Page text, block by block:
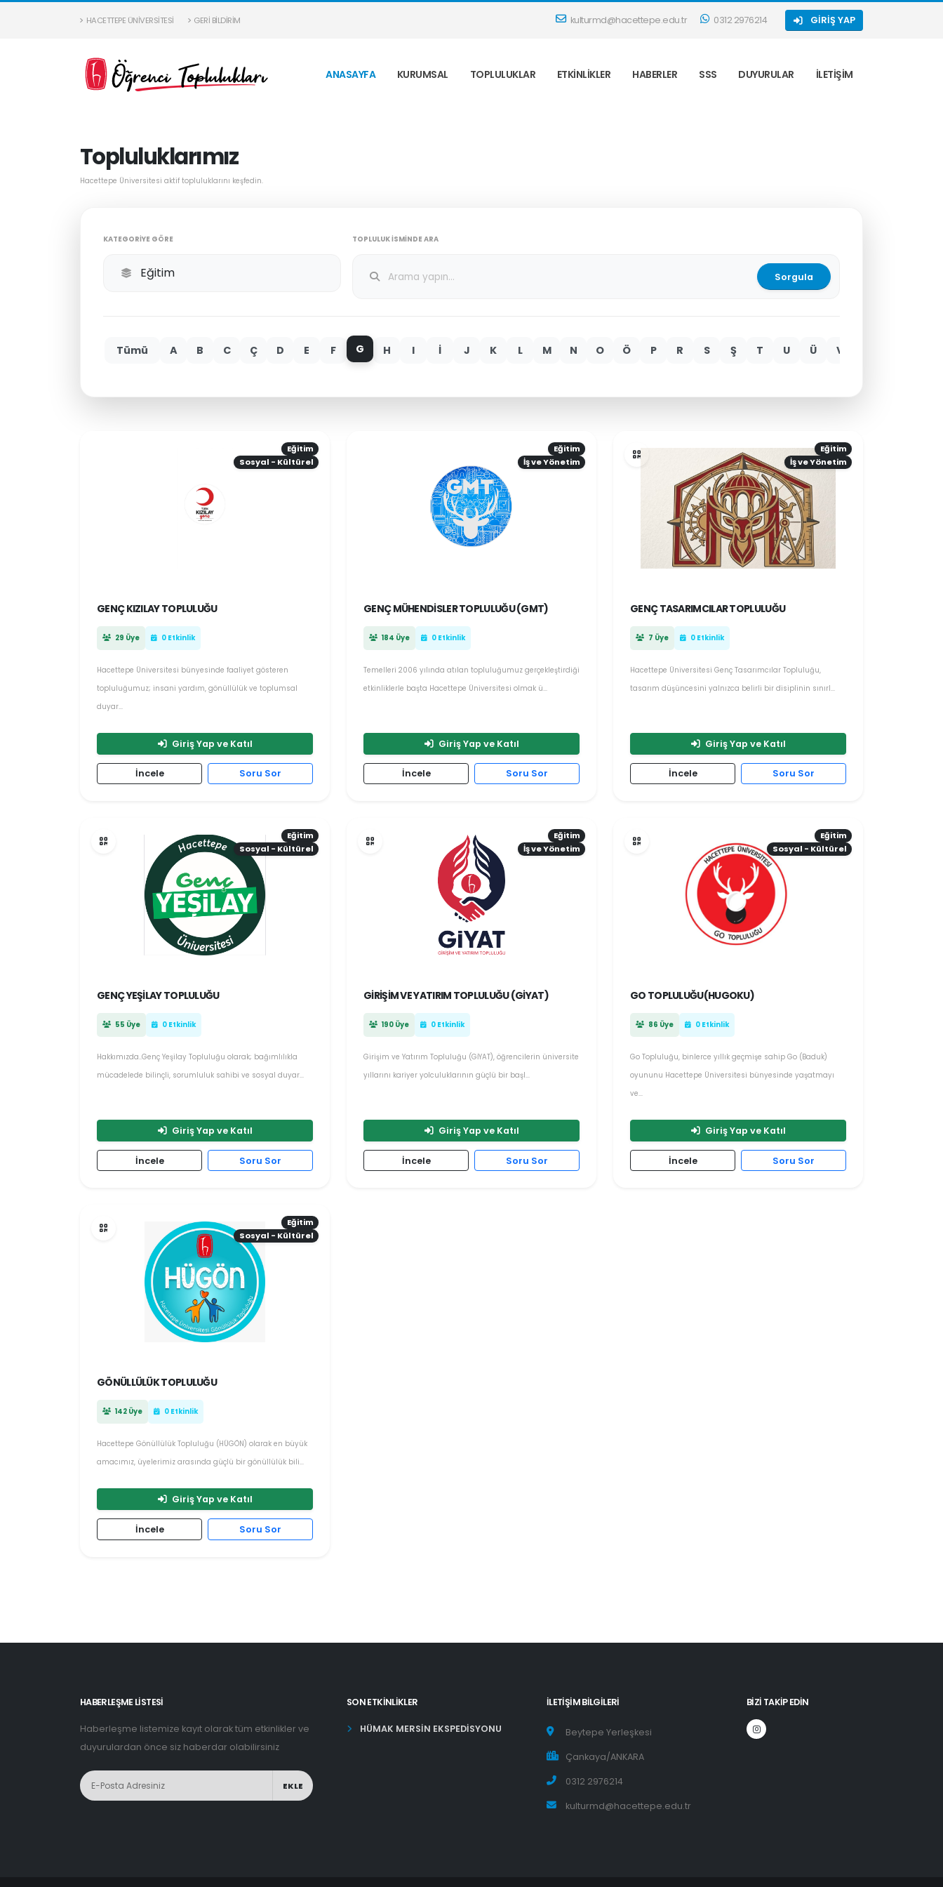
HACETTEPE ÜNIVERSITESI GERI BILDIRIM kulturmd@hacettepe.edu.tr 0312 2976214 GIRIŞ YAP
ANASAYFA KURUMSAL TOPLULUKLAR ETKINLIKLER HABERLER SSS DUYURULAR İLETIŞIM
Topluluklarımız
Hacettepe Üniversitesi aktif topluluklarını keşfedin.
KATEGORIYE GÖRE TOPLULUK İSMINDE ARA
Sorgula
Tümü A B C Ç D E F G H I İ J K L M N O Ö P R S Ş T U Ü V
Eğitim
Sosyal - Kültürel
GENÇ KIZILAY TOPLULUĞU
29 Üye 0 Etkinlik
Hacettepe Üniversitesi bünyesinde faaliyet gösteren
topluluğumuz; insani yardım, gönüllülük ve toplumsal
duyar...
Giriş Yap ve Katıl
İncele Soru Sor
Eğitim
İş ve Yönetim
GENÇ MÜHENDISLER TOPLULUĞU (GMT)
184 Üye 0 Etkinlik
Temelleri 2006 yılında atılan topluluğumuz gerçekleştirdiği
etkinliklerle başta Hacettepe Üniversitesi olmak ü...
Giriş Yap ve Katıl
İncele Soru Sor
Eğitim
İş ve Yönetim
GENÇ TASARIMCILAR TOPLULUĞU
7 Üye 0 Etkinlik
Hacettepe Üniversitesi Genç Tasarımcılar Topluluğu,
tasarım düşüncesini yalnızca belirli bir disiplinin sınırl...
Giriş Yap ve Katıl
İncele Soru Sor
Eğitim
Sosyal - Kültürel
GENÇ YEŞILAY TOPLULUĞU
55 Üye 0 Etkinlik
Hakkımızda..Genç Yeşilay Topluluğu olarak; bağımlılıkla
mücadelede bilinçli, sorumluluk sahibi ve sosyal duyar...
Giriş Yap ve Katıl
İncele Soru Sor
Eğitim
İş ve Yönetim
GIRIŞIM VE YATIRIM TOPLULUĞU (GİYAT)
190 Üye 0 Etkinlik
Girişim ve Yatırım Topluluğu (GİYAT), öğrencilerin üniversite
yıllarını kariyer yolculuklarının güçlü bir başl...
Giriş Yap ve Katıl
İncele Soru Sor
Eğitim
Sosyal - Kültürel
GO TOPLULUĞU(HUGOKU)
86 Üye 0 Etkinlik
Go Topluluğu, binlerce yıllık geçmişe sahip Go (Baduk)
oyununu Hacettepe Üniversitesi bünyesinde yaşatmayı
ve...
Giriş Yap ve Katıl
İncele Soru Sor
Eğitim
Sosyal - Kültürel
GÖNÜLLÜLÜK TOPLULUĞU
142 Üye 0 Etkinlik
Hacettepe Gönüllülük Topluluğu (HÜGÖN) olarak en büyük
amacımız, üyelerimiz arasında güçlü bir gönüllülük bili...
Giriş Yap ve Katıl
İncele Soru Sor
HABERLEŞME LİSTESİ
Haberleşme listemize kayıt olarak tüm etkinlikler ve
duyurulardan önce siz haberdar olabilirsiniz
EKLE
SON ETKINLIKLER
HÜMAK MERSİN EKSPEDİSYONU
İLETIŞIM BILGILERI
Beytepe Yerleşkesi
Çankaya/ANKARA
0312 2976214
kulturmd@hacettepe.edu.tr
BIZI TAKIP EDIN